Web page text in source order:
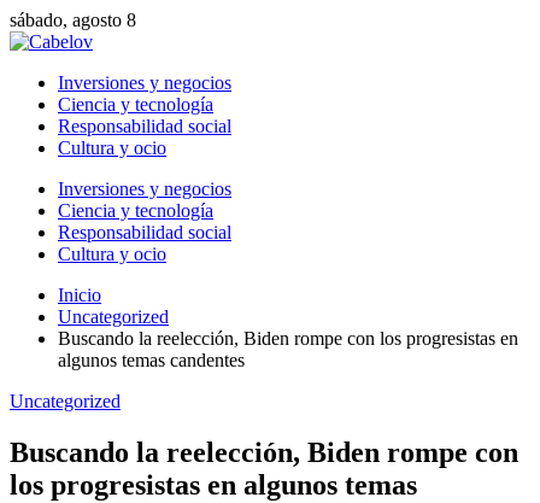
sábado, agosto 8
Inversiones y negocios
Ciencia y tecnología
Responsabilidad social
Cultura y ocio
Inversiones y negocios
Ciencia y tecnología
Responsabilidad social
Cultura y ocio
Inicio
Uncategorized
Buscando la reelección, Biden rompe con los progresistas en
algunos temas candentes
Uncategorized
Buscando la reelección, Biden rompe con
los progresistas en algunos temas